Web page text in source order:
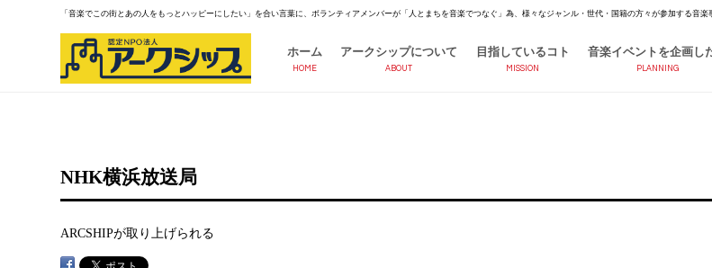
「音楽でこの街とあの人をもっとハッピーにしたい」を合い言葉に、ボランティアメンバーが「人とまちを音楽でつなぐ」為、様々なジャンル・世代・国籍の方々が参加する音楽
ホーム
HOME
アークシップについて
ABOUT
目指しているコト
MISSION
音楽イベントを企画し
PLANNING
NHK横浜放送局
ARCSHIPが取り上げられる